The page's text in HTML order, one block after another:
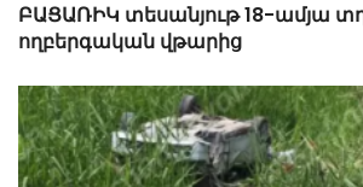
ԲԱՑԱՌԻԿ տեսանյութ 18-ամյա
ողբերգական վթարից